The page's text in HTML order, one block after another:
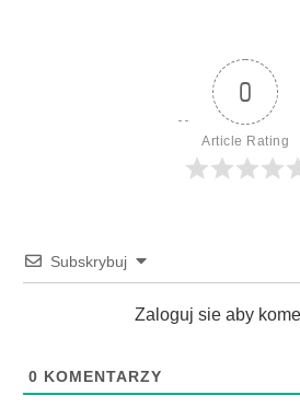
0
Article Rating
Subskrybuj
Zaloguj sie aby
0 KOMENTARZY